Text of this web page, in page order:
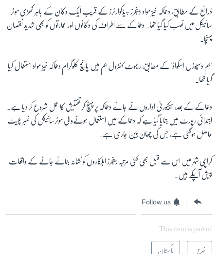
زبان
ذرائع کے مطابق، دھماکہ خیز مواد رینجرز ہیڈکوارٹرز کے قریب ایک دکان کے باہر کھڑی موٹر
سائیکل میں نصب کیا گیا تھا۔ دھماکے سے اطراف کی دکانوں اور عمارتوں کو بھی شدید نقصان
پہنچا۔
'بم دسپوزل اسکواڈ' کے مطابق، ریموٹ کنٹرول بم میں پانچ کلوگرام دھماکہ خیز مواد استعمال کیا
گیا تھا۔
دھماکے کے بعد، سیکیورٹی اداروں نے جائے دھماکہ پر پہنچ کر تفتیش کا عمل شروع کر دیا ہے۔
ابتدائی رپورٹ میں بتایا گیا ہے کہ دھماکے میں استعمال ہونےوالی موٹرسائیکل کی نمبر پلیٹ
حاصل ہوگئی ہے، جس کی چھان بین جاری ہے۔
کراچی شہر میں اس سے قبل بھی کئی مرتبہ رینجرز اہلکاروں کو نشانہ بنائے جانے کے واقعات
پیش آچکے ہیں۔
Follow us
This item is part of
خبریں پاکستان